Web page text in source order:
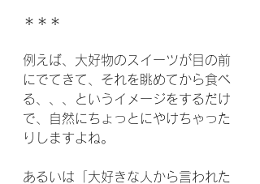
＊＊＊
例えば、大好物のスイーツが目の前
にでてきて、それを眺めてから食べ
る、、、というイメージをするだけ
で、自然にちょっとにやけちゃった
りしますよね。
あるいは「大好きな人から言われた